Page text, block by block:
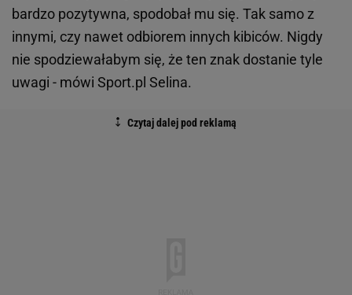
bardzo pozytywna, spodobał mu się. Tak samo z
innymi, czy nawet odbiorem innych kibiców. Nigdy
nie spodziewałabym się, że ten znak dostanie tyle
uwagi - mówi Sport.pl Selina.